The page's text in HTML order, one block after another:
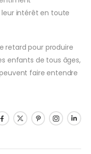
intérêt en toute
retard pour produire
enfants de tous âges,
faire entendre